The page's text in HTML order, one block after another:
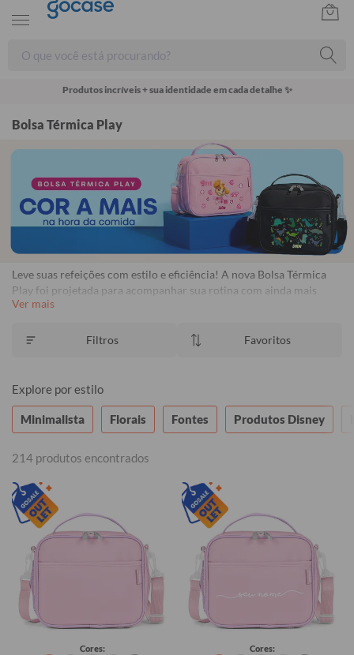
Produtos incríveis + sua identidade em cada detalhe ✨
Bolsa Térmica Play
Leve suas refeições com estilo e eficiência! A nova Bolsa Térmica
Play foi projetada para acompanhar sua rotina com ainda mais
qualidade. Seu tamanho compacto é super prático e sua alça
aonde quiser!
Ver mais
Filtros Favoritos
Explore por estilo
Minimalista Florais Fontes Produtos Disney
214 produtos encontrados
Cores:
Cores: